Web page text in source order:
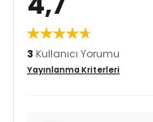
3 Kullanıcı Yorumu
Yayınlanma Kriterleri